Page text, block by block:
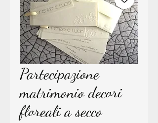
Partecipazione
matrimonio decori
floreali a secco